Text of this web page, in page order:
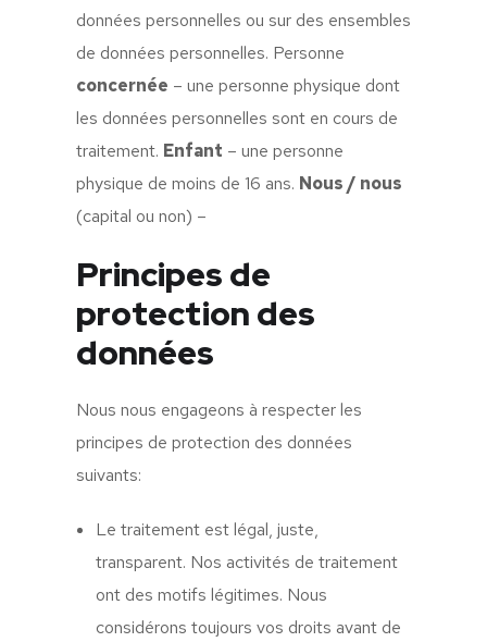
données personnelles ou sur des ensembles
de données personnelles. Personne
concernée – une personne physique dont
les données personnelles sont en cours de
traitement. Enfant – une personne
physique de moins de 16 ans. Nous / nous
(capital ou non) –
Principes de
protection des
données
Nous nous engageons à respecter les
principes de protection des données
suivants:
Le traitement est légal, juste,
transparent. Nos activités de traitement
ont des motifs légitimes. Nous
considérons toujours vos droits avant de